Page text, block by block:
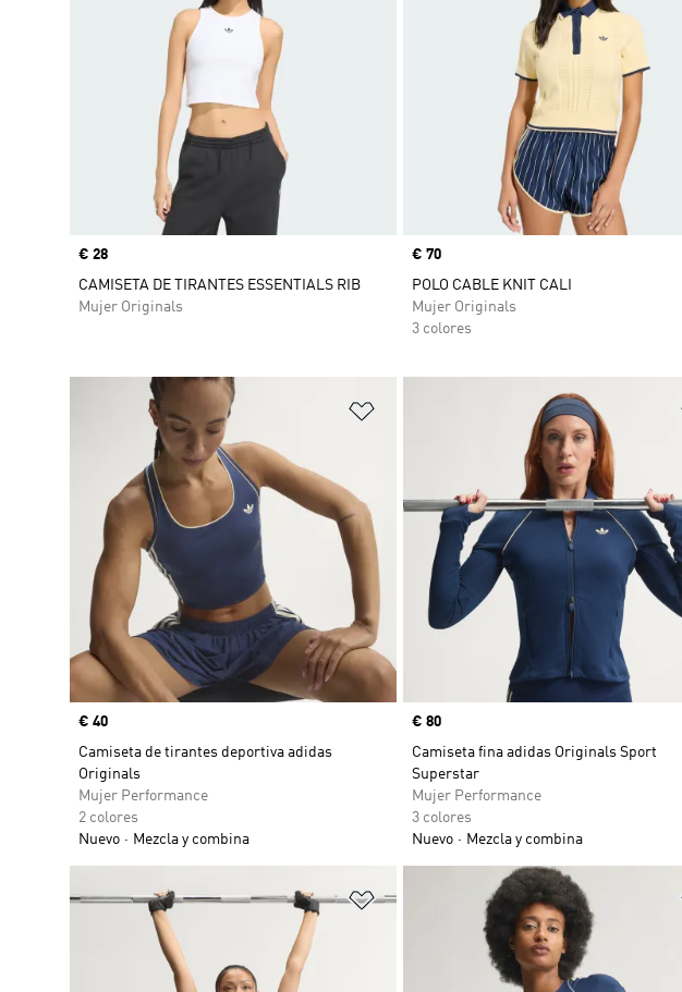
Precio
€ 28
CAMISETA DE TIRANTES ESSENTIALS RIB
Mujer Originals
Precio
€ 70
POLO CABLE KNIT CALI
Mujer Originals
3 colores
Añadir a la lista de deseos
Precio
€ 40
Camiseta de tirantes deportiva adidas
Originals
Mujer Performance
2 colores
Nuevo
Mezcla y combina
Precio
€ 80
Camiseta fina adidas Originals Sport
Superstar
Mujer Performance
3 colores
Nuevo
Mezcla y combina
Añadir a la lista de deseos